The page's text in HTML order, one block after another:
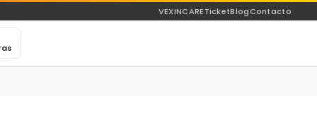
VEXINCARETicketBlogContacto